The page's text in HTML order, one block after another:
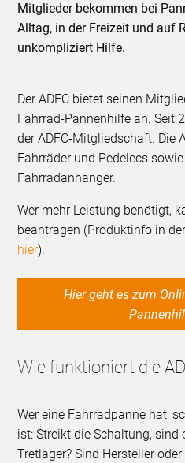
Mitglieder bekommen bei
Alltag, in der Freizeit und auf
unkompliziert Hilfe.
Der ADFC bietet seinen
Fahrrad-Pannenhilfe an. Seit
der ADFC-Mitgliedschaft. Die
Fahrräder und Pedelecs
Fahrradanhänger.
Wer mehr Leistung benötigt,
beantragen (Produktinfo in
hier).
Hier geht es zum Online-Antrag für die
Wie funktioniert die
Wer eine Fahrradpanne hat,
ist: Streikt die Schaltung, sind
Tretlager? Sind Hersteller